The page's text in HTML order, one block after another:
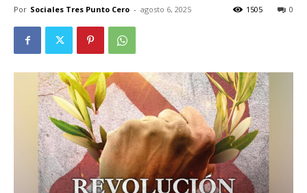
Por Sociales Tres Punto Cero - agosto 6, 2025 0
1505